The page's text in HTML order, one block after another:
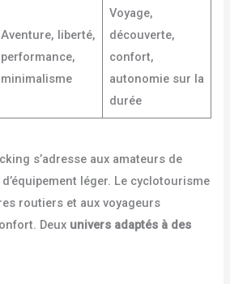
Aventure, liberté,
performance,
minimalisme
Voyage,
découverte,
confort,
autonomie sur la
durée
s’adresse aux amateurs de
léger. Le cyclotourisme
routiers et aux voyageurs
Deux univers adaptés à des